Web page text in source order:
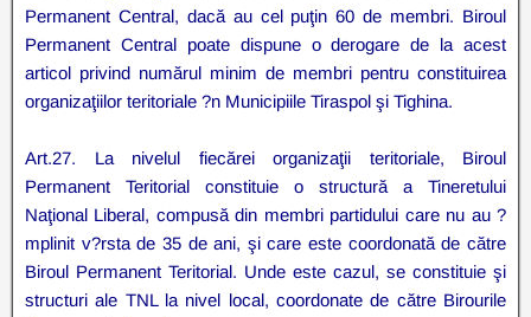
Permanent Central, dacă au cel puţin 60 de membri. Biroul
Permanent Central poate dispune o derogare de la acest
articol privind numărul minim de membri pentru constituirea
organizaţiilor teritoriale ?n Municipiile Tiraspol şi Tighina.
Art.27. La nivelul fiecărei organizaţii teritoriale, Biroul
Permanent Teritorial constituie o structură a Tineretului
Naţional Liberal, compusă din membri partidului care nu au ?
mplinit v?rsta de 35 de ani, şi care este coordonată de către
Biroul Permanent Teritorial. Unde este cazul, se constituie şi
structuri ale TNL la nivel local, coordonate de către Birourile